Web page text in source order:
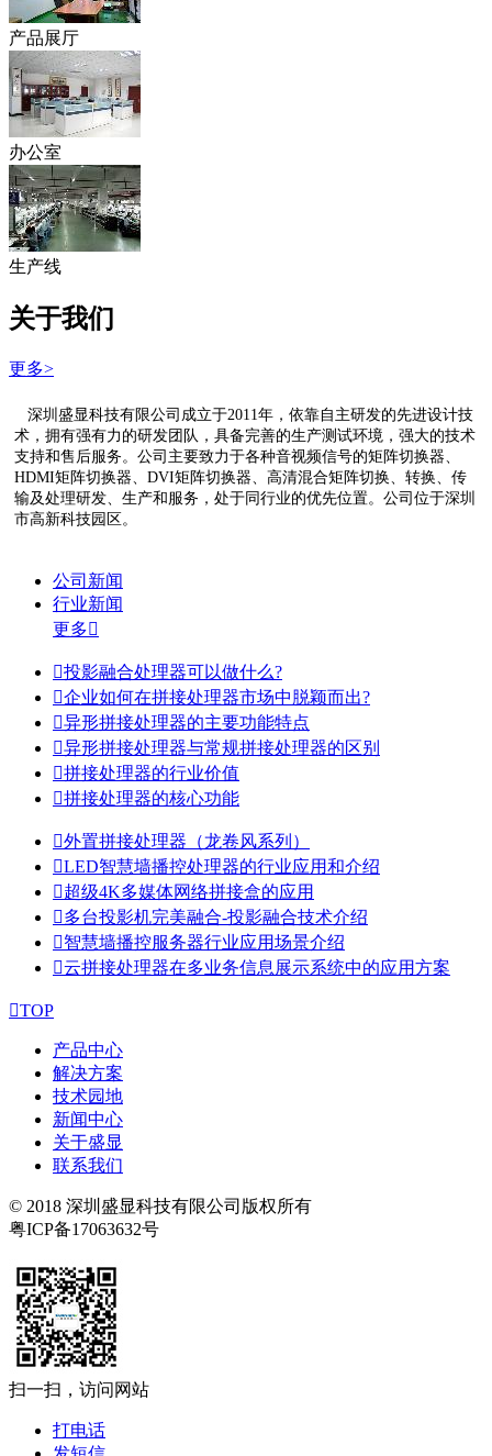
产品展厅
办公室
生产线
关于我们
更多>
深圳盛显科技有限公司成立于2011年，依靠自主研发的先进设计技
术，拥有强有力的研发团队，具备完善的生产测试环境，强大的技术
支持和售后服务。公司主要致力于各种音视频信号的矩阵切换器、
HDMI矩阵切换器、DVI矩阵切换器、高清混合矩阵切换、转换、传
输及处理研发、生产和服务，处于同行业的优先位置。公司位于深圳
市高新科技园区。
公司新闻
行业新闻
更多
投影融合处理器可以做什么?
企业如何在拼接处理器市场中脱颖而出?
异形拼接处理器的主要功能特点
异形拼接处理器与常规拼接处理器的区别
拼接处理器的行业价值
拼接处理器的核心功能
外置拼接处理器（龙卷风系列）
LED智慧墙播控处理器的行业应用和介绍
超级4K多媒体网络拼接盒的应用
多台投影机完美融合-投影融合技术介绍
智慧墙播控服务器行业应用场景介绍
云拼接处理器在多业务信息展示系统中的应用方案
TOP
产品中心
解决方案
技术园地
新闻中心
关于盛显
联系我们
© 2018 深圳盛显科技有限公司版权所有
粤ICP备17063632号
扫一扫，访问网站
打电话